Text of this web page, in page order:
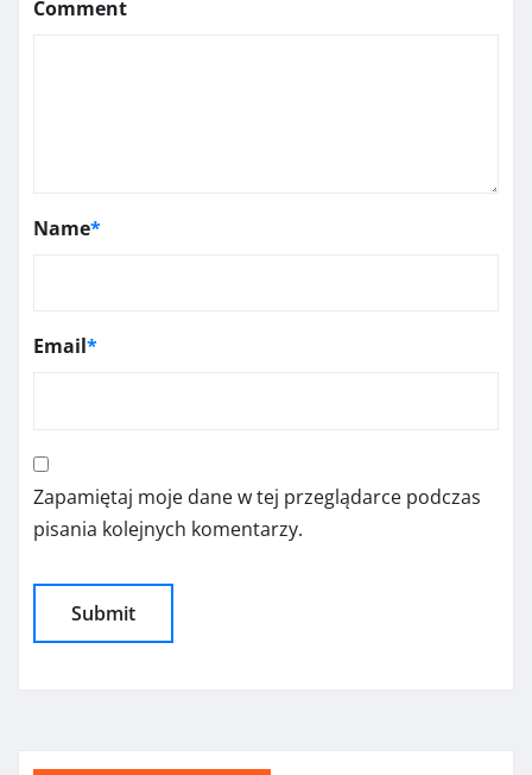
Comment
Name*
Email*
Zapamiętaj moje dane w tej przeglądarce podczas
pisania kolejnych komentarzy.